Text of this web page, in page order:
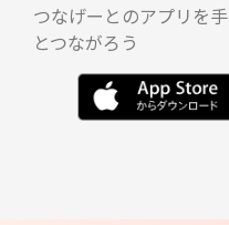
つなげーとのアプリを
とつながろう